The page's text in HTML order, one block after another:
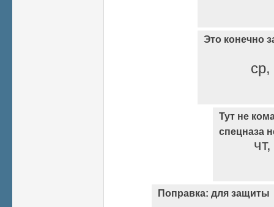
Это конечно
Тут не
спецназа
Поправка: для защиты